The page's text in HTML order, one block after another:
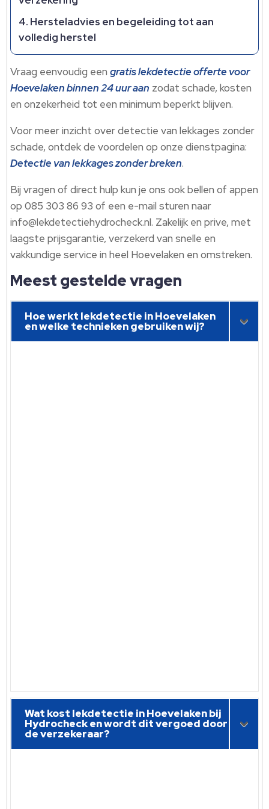
Hersteladvies en begeleiding tot aan
volledig herstel
Vraag eenvoudig eengratis lekdetectie offerte voor
Hoevelaken binnen 24 uur aan zodat schade, kosten
en onzekerheid tot een minimum beperkt blijven.​
Voor meer inzicht over detectie van lekkages zonder
schade, ontdek de voordelen op onze dienstpagina:
Detectie van lekkages zonder breken.​
Bij vragen of direct hulp kun je ons ook bellen of appen
op 085 303 86 93 of een e-mail sturen naar
info@lekdetectiehydrocheck.​nl.​ Zakelijk en prive, met
laagste prijsgarantie, verzekerd van snelle en
vakkundige service in heel Hoevelaken en omstreken.​
Meest gestelde vragen
Hoe werkt lekdetectie in Hoevelaken
en welke technieken gebruiken wij?
Wat kost lekdetectie in Hoevelaken bij
Hydrocheck en wordt dit vergoed door
de verzekeraar?